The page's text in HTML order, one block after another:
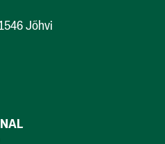
Jõhvi